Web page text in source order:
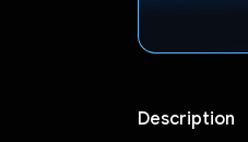
Description